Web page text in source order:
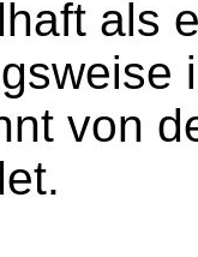
als
von